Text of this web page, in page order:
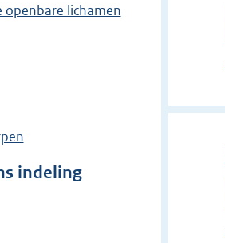
openbare lichamen
indeling